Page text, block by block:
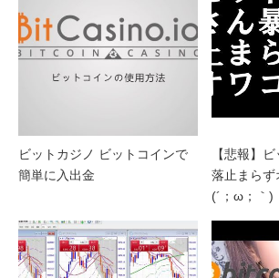
ビットカジノ ビットコインで
簡単に入出金
【悲報】
落止まらず
(´；ω；｀)